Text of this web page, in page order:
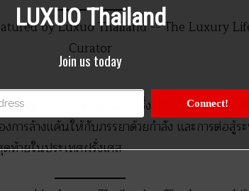
ตวรรษที่ 14 (โจดี คัมเมอร์) ซึ่งกล่าวอ้างว่าเธอถู
ารล้างแค้นให้กับภรรยาด้วยกำลัง และการต่อสู้ร
ท้ายในประเทศฝรั่งเศส
LUXUO Thailand
Join us today
Connect!